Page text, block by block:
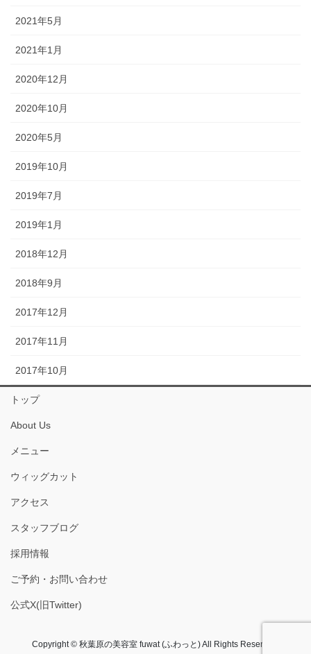
2021年5月
2021年1月
2020年12月
2020年10月
2020年5月
2019年10月
2019年7月
2019年1月
2018年12月
2018年9月
2017年12月
2017年11月
2017年10月
トップ
About Us
メニュー
ウィッグカット
アクセス
スタッフブログ
採用情報
ご予約・お問い合わせ
公式X(旧Twitter)
Copyright © 秋葉原の美容室 fuwat (ふわっと) All Rights Reserved.